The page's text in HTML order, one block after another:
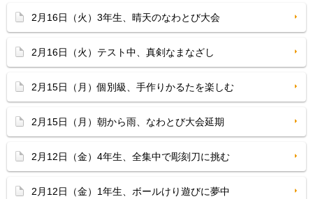
2月16日（火）3年生、晴天のなわとび大会
2月16日（火）テスト中、真剣なまなざし
2月15日（月）個別級、手作りかるたを楽しむ
2月15日（月）朝から雨、なわとび大会延期
2月12日（金）4年生、全集中で彫刻刀に挑む
2月12日（金）1年生、ボールけり遊びに夢中